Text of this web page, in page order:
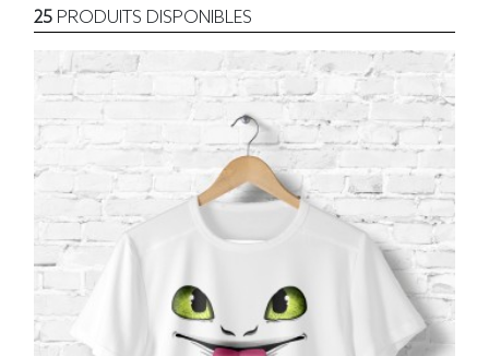
25 PRODUITS DISPONIBLES